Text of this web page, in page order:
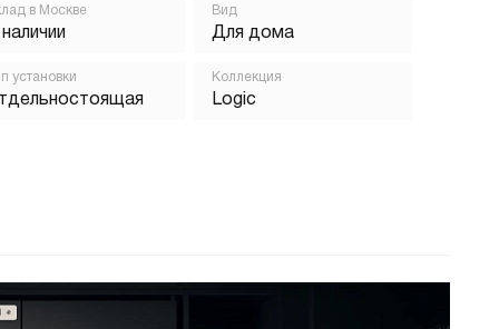
в Москве Вид
Для дома
установки Коллекция
Logic